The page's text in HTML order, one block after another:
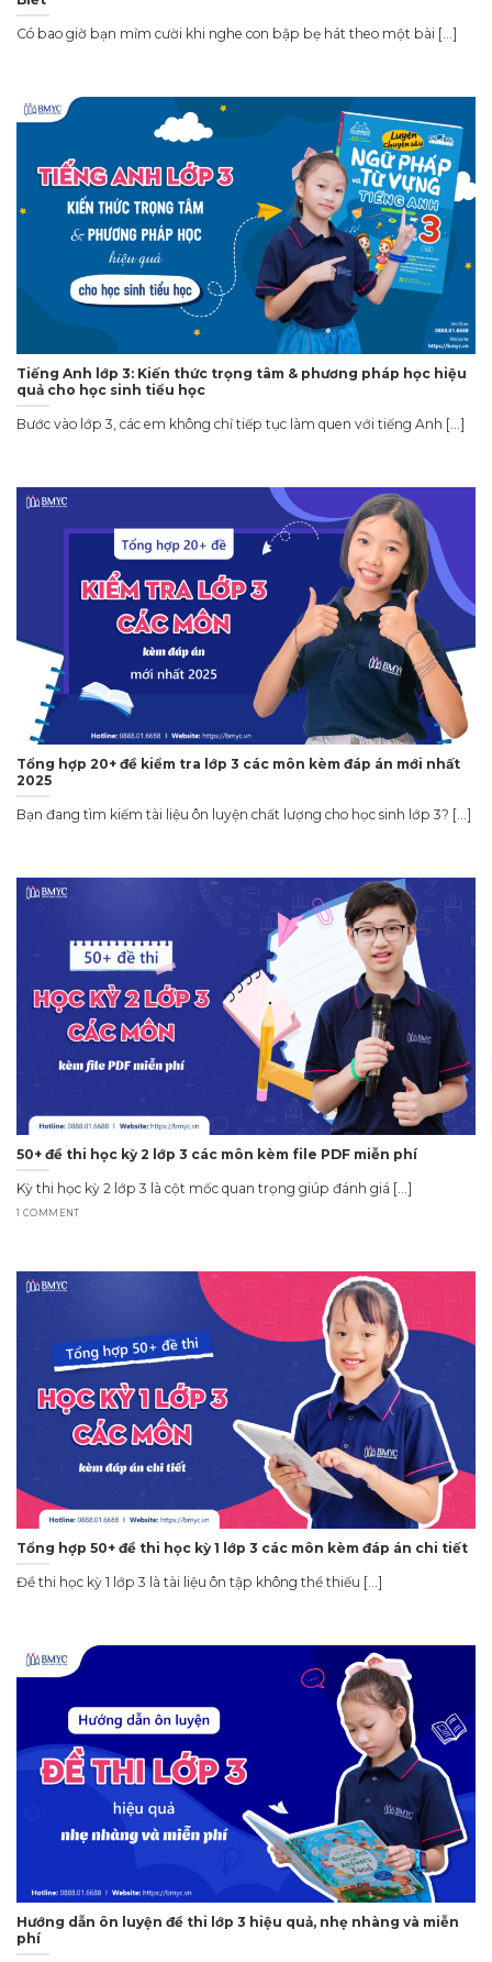
Có bao giờ bạn mỉm cười khi nghe con bập bẹ hát theo một bài [...]
Tiếng Anh lớp 3: Kiến thức trọng tâm & phương pháp học hiệu
quả cho học sinh tiểu học
Bước vào lớp 3, các em không chỉ tiếp tục làm quen với tiếng Anh [...]
Tổng hợp 20+ đề kiểm tra lớp 3 các môn kèm đáp án mới nhất
2025
Bạn đang tìm kiếm tài liệu ôn luyện chất lượng cho học sinh lớp 3? [...]
50+ đề thi học kỳ 2 lớp 3 các môn kèm file PDF miễn phí
Kỳ thi học kỳ 2 lớp 3 là cột mốc quan trọng giúp đánh giá [...]
1 COMMENT
Tổng hợp 50+ đề thi học kỳ 1 lớp 3 các môn kèm đáp án chi tiết
Đề thi học kỳ 1 lớp 3 là tài liệu ôn tập không thể thiếu [...]
Hướng dẫn ôn luyện đề thi lớp 3 hiệu quả, nhẹ nhàng và miễn
phí